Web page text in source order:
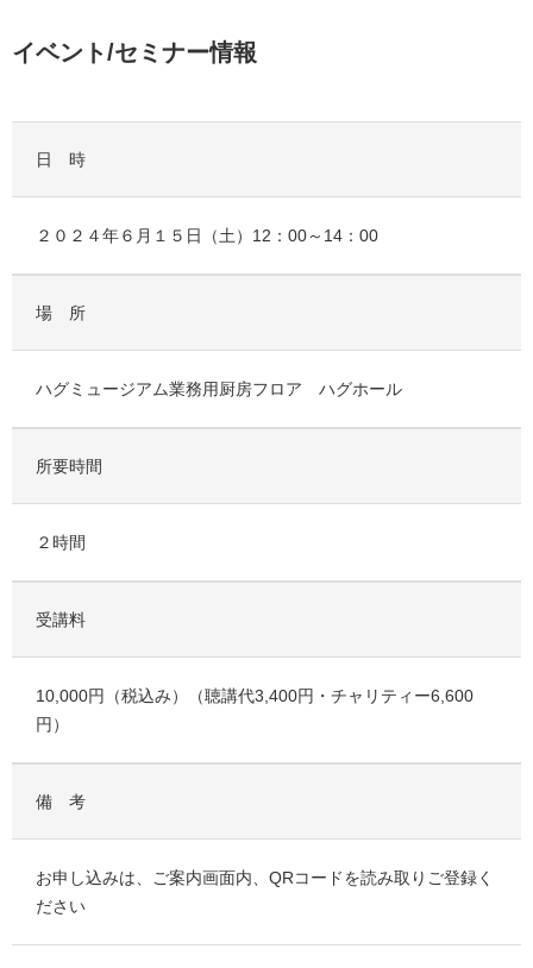
イベント/セミナー情報
日 時
２０２４年６月１５日（土）12：00～14：00
場 所
ハグミュージアム業務用厨房フロア ハグホール
所要時間
２時間
受講料
10,000円（税込み）（聴講代3,400円・チャリティー6,600
円）
備 考
お申し込みは、ご案内画面内、QRコードを読み取りご登録く
ださい